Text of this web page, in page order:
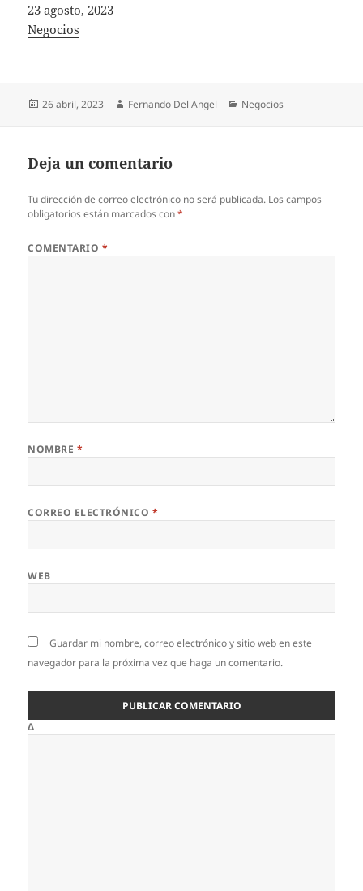
Fecha
23 agosto, 2023
In relation to
Negocios
Publicado
26 abril, 2023 Autor
Fernando Del Angel Categorías
Negocios
Deja un comentario
Tu dirección de correo electrónico no será publicada. Los campos
obligatorios están marcados con*
COMENTARIO *
NOMBRE *
CORREO ELECTRÓNICO *
WEB
Guardar mi nombre, correo electrónico y sitio web en este
navegador para la próxima vez que haga un comentario.
Δ